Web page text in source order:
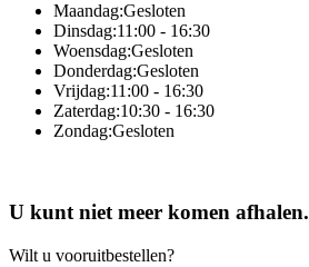
Maandag:Gesloten
Dinsdag:11:00 - 16:30
Woensdag:Gesloten
Donderdag:Gesloten
Vrijdag:11:00 - 16:30
Zaterdag:10:30 - 16:30
Zondag:Gesloten
U kunt niet meer komen afhalen.
Wilt u vooruitbestellen?